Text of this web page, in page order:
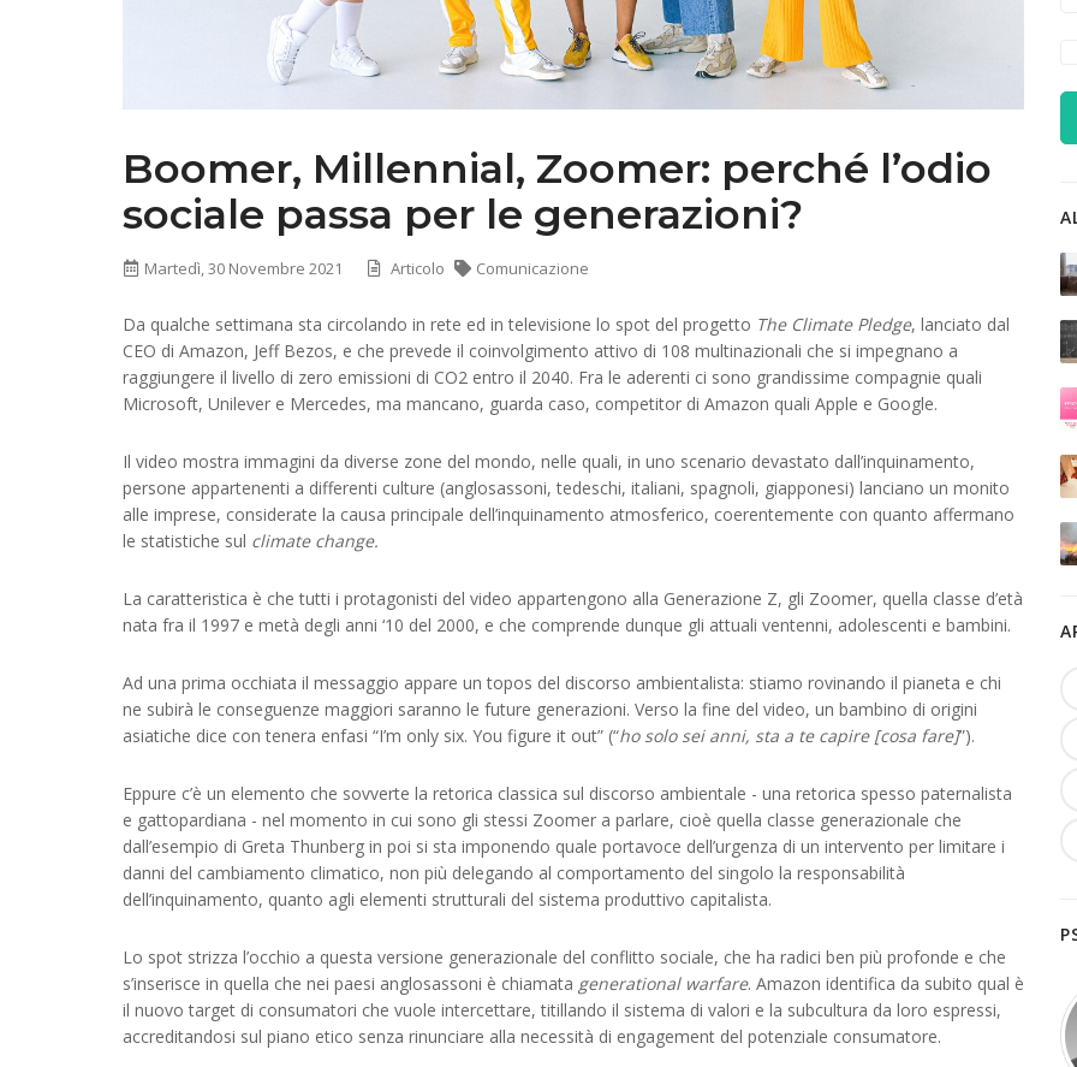
Boomer, Millennial, Zoomer: perché l’odio
sociale passa per le generazioni?
Martedì, 30 Novembre 2021 Articolo Comunicazione
Da qualche settimana sta circolando in rete ed in televisione lo spot del progetto The Climate Pledge, lanciato dal
CEO di Amazon, Jeff Bezos, e che prevede il coinvolgimento attivo di 108 multinazionali che si impegnano a
raggiungere il livello di zero emissioni di CO2 entro il 2040. Fra le aderenti ci sono grandissime compagnie quali
Microsoft, Unilever e Mercedes, ma mancano, guarda caso, competitor di Amazon quali Apple e Google.
Il video mostra immagini da diverse zone del mondo, nelle quali, in uno scenario devastato dall’inquinamento,
persone appartenenti a differenti culture (anglosassoni, tedeschi, italiani, spagnoli, giapponesi) lanciano un monito
alle imprese, considerate la causa principale dell’inquinamento atmosferico, coerentemente con quanto affermano
le statistiche sul climate change.
La caratteristica è che tutti i protagonisti del video appartengono alla Generazione Z, gli Zoomer, quella classe d’età
nata fra il 1997 e metà degli anni ‘10 del 2000, e che comprende dunque gli attuali ventenni, adolescenti e bambini.
Ad una prima occhiata il messaggio appare un topos del discorso ambientalista: stiamo rovinando il pianeta e chi
ne subirà le conseguenze maggiori saranno le future generazioni. Verso la fine del video, un bambino di origini
asiatiche dice con tenera enfasi “I’m only six. You figure it out” (“ho solo sei anni, sta a te capire [cosa fare]”).
Eppure c’è un elemento che sovverte la retorica classica sul discorso ambientale - una retorica spesso paternalista
e gattopardiana - nel momento in cui sono gli stessi Zoomer a parlare, cioè quella classe generazionale che
dall’esempio di Greta Thunberg in poi si sta imponendo quale portavoce dell’urgenza di un intervento per limitare i
danni del cambiamento climatico, non più delegando al comportamento del singolo la responsabilità
dell’inquinamento, quanto agli elementi strutturali del sistema produttivo capitalista.
Lo spot strizza l’occhio a questa versione generazionale del conflitto sociale, che ha radici ben più profonde e che
s’inserisce in quella che nei paesi anglosassoni è chiamata generational warfare. Amazon identifica da subito qual è
il nuovo target di consumatori che vuole intercettare, titillando il sistema di valori e la subcultura da loro espressi,
accreditandosi sul piano etico senza rinunciare alla necessità di engagement del potenziale consumatore.